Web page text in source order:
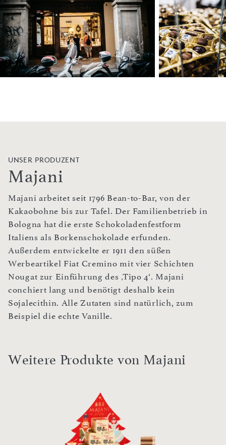
UNSER PRODUZENT
Majani
Majani arbeitet seit 1796 Bean-to-Bar, von der
Kakaobohne bis zur Tafel. Der Familienbetrieb in
Bologna hat die erste Schokoladenfestform
Italiens als Borkenschokolade erfunden.
Außerdem entwickelte er 1911 den süßen
Werbeartikel Fiat Cremino mit vier Schichten
Nougat zur Einführung des ‚Tipo 4‘. Majani
conchiert lang und benötigt deshalb kein
Sojalecithin. Alle Zutaten sind natürlich, zum
Beispiel die echte Vanille.
Weitere Produkte von Majani